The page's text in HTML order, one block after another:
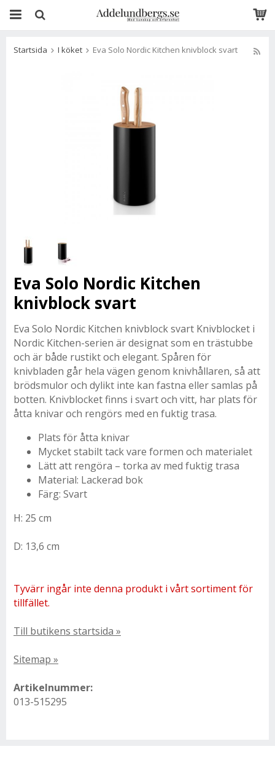
Startsida I köket Eva Solo Nordic Kitchen knivblock svart
Eva Solo Nordic Kitchen
knivblock svart
Eva Solo Nordic Kitchen knivblock svart Knivblocket i
Nordic Kitchen-serien är designat som en trästubbe
och är både rustikt och elegant. Spåren för
knivbladen går hela vägen genom knivhållaren, så att
brödsmulor och dylikt inte kan fastna eller samlas på
botten. Knivblocket finns i svart och vitt, har plats för
åtta knivar och rengörs med en fuktig trasa.
Plats för åtta knivar
Mycket stabilt tack vare formen och materialet
Lätt att rengöra – torka av med fuktig trasa
Material: Lackerad bok
Färg: Svart
H: 25 cm
D: 13,6 cm
Tyvärr ingår inte denna produkt i vårt sortiment för
tillfället.
Till butikens startsida »
Sitemap »
Artikelnummer:
013-515295